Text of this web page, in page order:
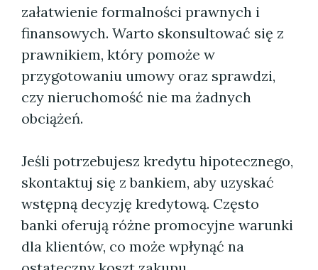
załatwienie formalności prawnych i
finansowych. Warto skonsultować się z
prawnikiem, który pomoże w
przygotowaniu umowy oraz sprawdzi,
czy nieruchomość nie ma żadnych
obciążeń.
Jeśli potrzebujesz kredytu hipotecznego,
skontaktuj się z bankiem, aby uzyskać
wstępną decyzję kredytową. Często
banki oferują różne promocyjne warunki
dla klientów, co może wpłynąć na